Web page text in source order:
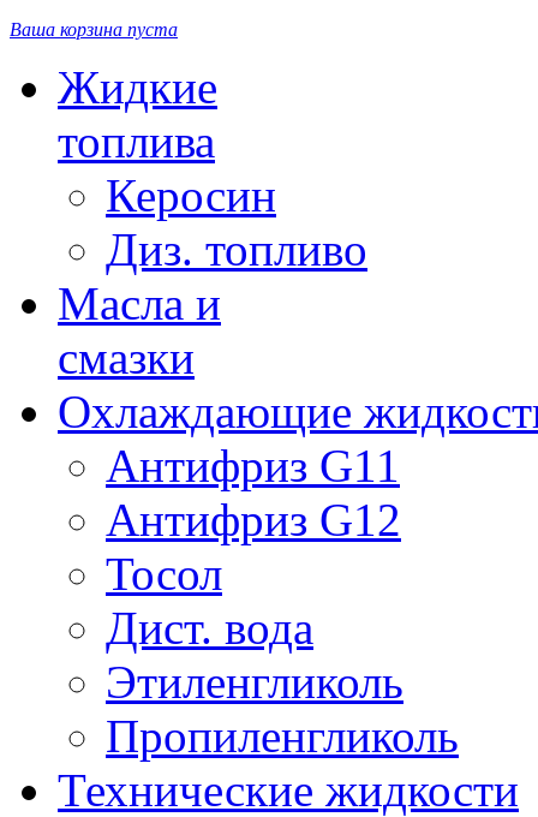
Ваша корзина пуста
Жидкие
топлива
Керосин
Диз. топливо
Масла и
смазки
Охлаждающие
Антифриз G11
Антифриз G12
Тосол
Дист. вода
Этиленгликоль
Пропиленгликоль
Технические жидкости